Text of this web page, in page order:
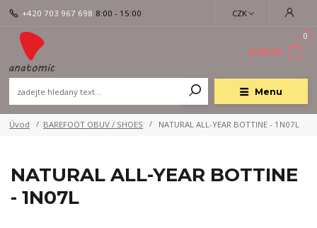
Menu
CZK
+420 703 967 698 8:00 - 15:00
0
0,00 Kč
Úvod BAREFOOT OBUV / SHOES NATURAL ALL-YEAR BOTTINE - 1N07L
NATURAL ALL-YEAR BOTTINE
- 1N07L